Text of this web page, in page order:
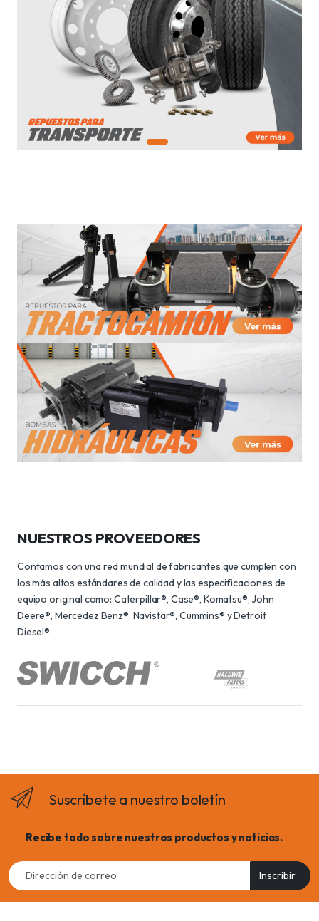
NUESTROS PROVEEDORES
Contamos con una red mundial de fabricantes que cumplen con
los más altos estándares de calidad y las especificaciones de
equipo original como: Caterpillar®, Case®, Komatsu®, John
Deere®, Mercedez Benz®, Navistar®, Cummins® y Detroit
Diesel®.
Suscríbete a nuestro boletín
Recibe todo sobre nuestros productos y noticias.
Email
address
Inscribir